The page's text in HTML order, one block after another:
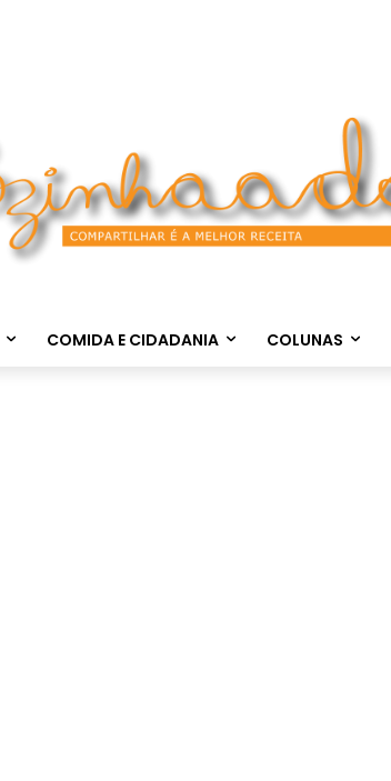
COMIDA E CIDADANIA COLUNAS